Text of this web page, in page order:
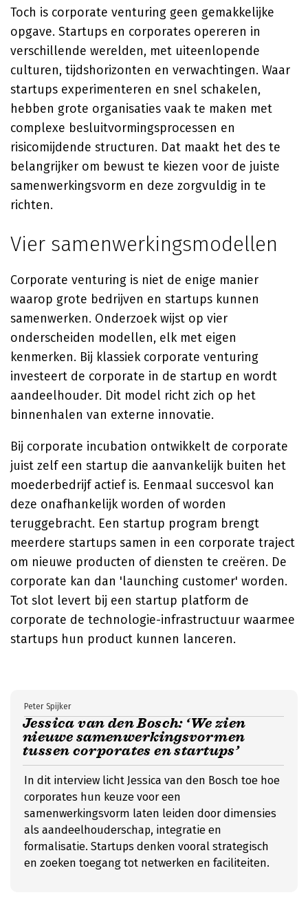
Toch is corporate venturing geen gemakkelijke
opgave. Startups en corporates opereren in
verschillende werelden, met uiteenlopende
culturen, tijdshorizonten en verwachtingen. Waar
startups experimenteren en snel schakelen,
hebben grote organisaties vaak te maken met
complexe besluitvormingsprocessen en
risicomijdende structuren. Dat maakt het des te
belangrijker om bewust te kiezen voor de juiste
samenwerkingsvorm en deze zorgvuldig in te
richten.
Vier samenwerkingsmodellen
Corporate venturing is niet de enige manier
waarop grote bedrijven en startups kunnen
samenwerken. Onderzoek wijst op vier
onderscheiden modellen, elk met eigen
kenmerken. Bij klassiek corporate venturing
investeert de corporate in de startup en wordt
aandeelhouder. Dit model richt zich op het
binnenhalen van externe innovatie.
Bij corporate incubation ontwikkelt de corporate
juist zelf een startup die aanvankelijk buiten het
moederbedrijf actief is. Eenmaal succesvol kan
deze onafhankelijk worden of worden
teruggebracht. Een startup program brengt
meerdere startups samen in een corporate traject
om nieuwe producten of diensten te creëren. De
corporate kan dan 'launching customer' worden.
Tot slot levert bij een startup platform de
corporate de technologie-infrastructuur waarmee
startups hun product kunnen lanceren.
Jessica van den Bosch: ‘We zien
nieuwe samenwerkingsvormen
tussen corporates en startups’
Peter Spijker
In dit interview licht Jessica van den Bosch toe hoe
corporates hun keuze voor een
samenwerkingsvorm laten leiden door dimensies
als aandeelhouderschap, integratie en
formalisatie. Startups denken vooral strategisch
en zoeken toegang tot netwerken en faciliteiten.